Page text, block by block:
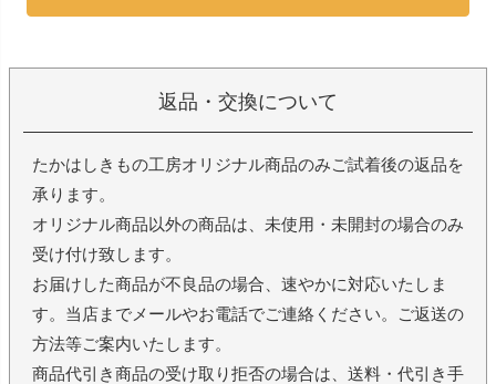
返品・交換について
たかはしきもの工房オリジナル商品のみご試着後の返品を
承ります。
オリジナル商品以外の商品は、未使用・未開封の場合のみ
受け付け致します。
お届けした商品が不良品の場合、速やかに対応いたしま
す。当店までメールやお電話でご連絡ください。ご返送の
方法等ご案内いたします。
商品代引き商品の受け取り拒否の場合は、送料・代引き手